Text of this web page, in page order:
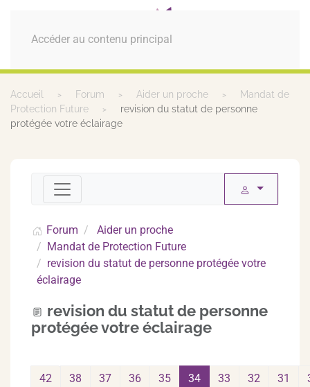
Accéder au contenu principal
MENU
Accueil Forum Aider un proche
Mandat de
Protection Future
revision du statut de personne
protégée votre éclairage
Forum
Aider un proche
Mandat de Protection Future
revision du statut de personne protégée votre
éclairage
revision du statut de personne
protégée votre éclairage
31
32
33
34
35
36
37
38
42